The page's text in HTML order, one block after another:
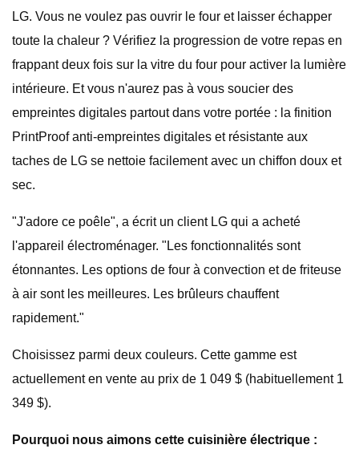
LG. Vous ne voulez pas ouvrir le four et laisser échapper
toute la chaleur ? Vérifiez la progression de votre repas en
frappant deux fois sur la vitre du four pour activer la lumière
intérieure. Et vous n'aurez pas à vous soucier des
empreintes digitales partout dans votre portée : la finition
PrintProof anti-empreintes digitales et résistante aux
taches de LG se nettoie facilement avec un chiffon doux et
sec.
"J'adore ce poêle", a écrit un client LG qui a acheté
l'appareil électroménager. "Les fonctionnalités sont
étonnantes. Les options de four à convection et de friteuse
à air sont les meilleures. Les brûleurs chauffent
rapidement."
Choisissez parmi deux couleurs. Cette gamme est
actuellement en vente au prix de 1 049 $ (habituellement 1
349 $).
Pourquoi nous aimons cette cuisinière électrique :